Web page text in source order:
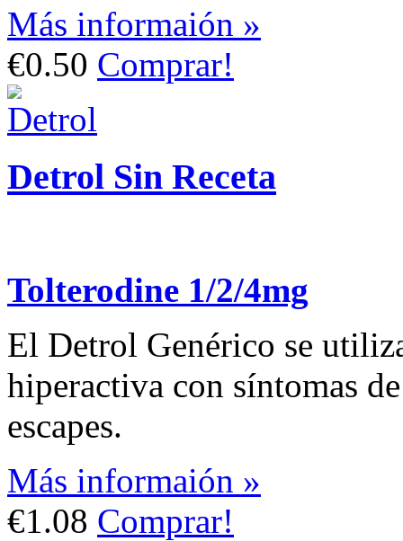
Más informaión »
€0.50 Comprar!
Detrol Sin Receta
Tolterodine 1/2/4mg
El Detrol Genérico se
hiperactiva con síntomas
escapes.
Más informaión »
€1.08 Comprar!